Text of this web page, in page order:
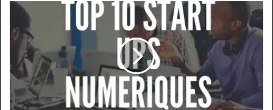
Top
des start ups numériques
camerounaises
plus
viables